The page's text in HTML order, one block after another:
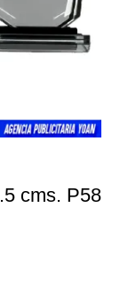
cms. P58